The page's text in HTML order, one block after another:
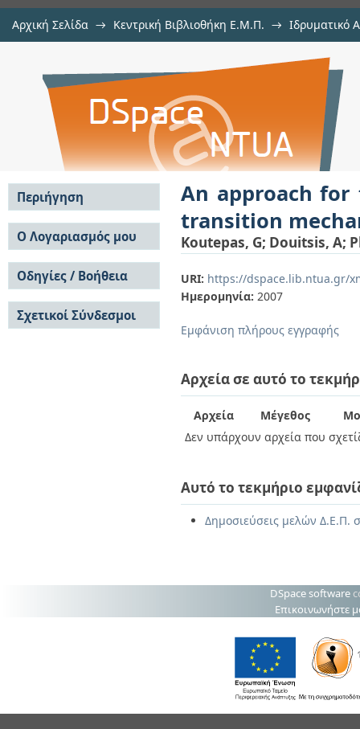
Αρχική Σελίδα → Κεντρική Βιβλιοθήκη Ε.Μ.Π. → Ιδρυματικό
An approach for the
mechanisms: An SNMP MIB for
An approach
transition
Koutepas, G; Douitsis, A;
URI: https://dspace.lib.ntua.gr/
Ημερομηνία: 2007
Εμφάνιση πλήρους εγγραφής
Αρχεία σε αυτό το
Αρχεία Μέγεθος
Δεν υπάρχουν αρχεία που
Αυτό το τεκμήριο
Δημοσιεύσεις μελών Δ.Ε.Π.
Περιήγηση
Σε όλο το DSpace
Κοινότητες & Συλλογές
Ανά Ημερομηνία
Έκδοσης
Συγγραφείς
Τίτλοι
Θέματα
Ο Λογαριασμός μου
Σύνδεση
Εγγραφή
Οδηγίες / Βοήθεια
Οδηγίες Υποβολής
Οδηγίες Χρήσης ΙΑ
Συχνές Ερωτήσεις
Σχετικοί Σύνδεσμοι
DSpace software
Επικοινωνήστε